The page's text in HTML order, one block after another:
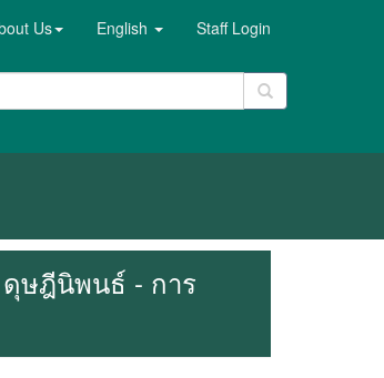
Us English Staff Login
ดุษฎีนิพนธ์ - การ